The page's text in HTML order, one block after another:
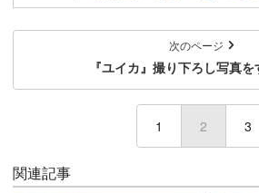
次のページ
『ユイカ』撮り下ろし写真
1 2 (current)
3
関連記事